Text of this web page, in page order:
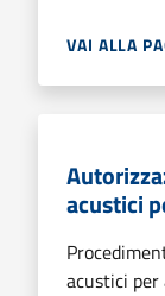
VAI ALLA
acustici
acustici